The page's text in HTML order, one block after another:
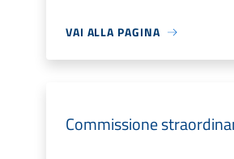
VAI ALLA PAGINA
Commissione